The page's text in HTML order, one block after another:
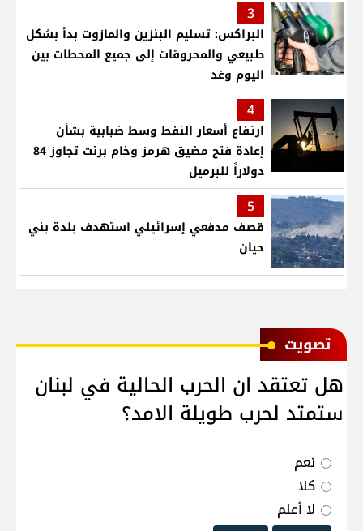
3
البراكس: تسليم البنزين والمازوت بدأ بشكل
طبيعي والمحروقات إلى جميع المحطات بين
اليوم وغد
4
ارتفاع أسعار النفط وسط ضبابية بشأن
إعادة فتح مضيق هرمز وخام برنت تجاوز 84
دولاراً للبرميل
5
قصف مدفعي إسرائيلي استهدف بلدة بني
حيان
ﺗﺼﻮﻳﺖ
هل تعتقد ان الحرب الحالية في لبنان
ستمتد لحرب طويلة الامد؟
نعم
كلا
لا أعلم